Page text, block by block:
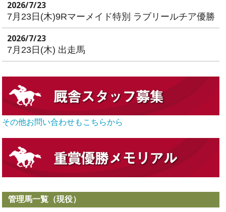
2026/7/23
7月23日(木)9Rマーメイド特別 ラブリールチア優勝
2026/7/23
7月23日(木) 出走馬
その他お問い合わせもこちらから
管理馬一覧（現役）